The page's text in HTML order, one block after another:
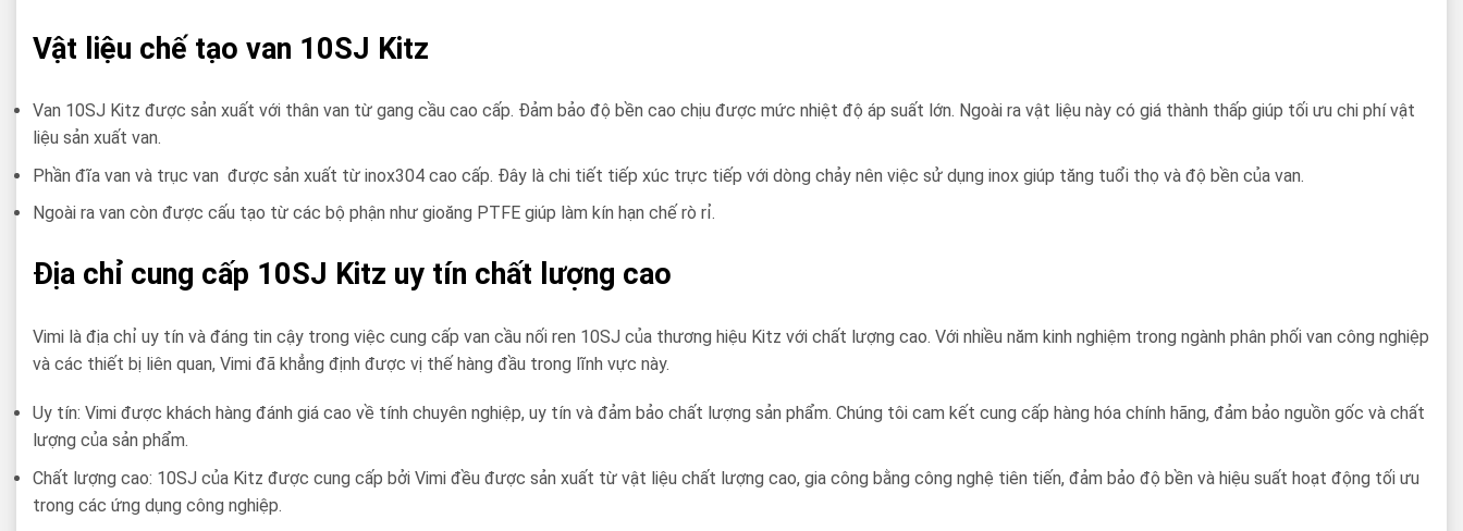
Vật liệu chế tạo van 10SJ Kitz
Van 10SJ Kitz được sản xuất với thân van từ gang cầu cao cấp. Đảm bảo độ bền cao chịu được mức nhiệt độ áp suất lớn. Ngoài ra vật liệu này có giá thành thấp giúp tối ưu chi phí vật
liệu sản xuất van.
Phần đĩa van và trục van được sản xuất từ inox304 cao cấp. Đây là chi tiết tiếp xúc trực tiếp với dòng chảy nên việc sử dụng inox giúp tăng tuổi thọ và độ bền của van.
Ngoài ra van còn được cấu tạo từ các bộ phận như gioăng PTFE giúp làm kín hạn chế rò rỉ.
Địa chỉ cung cấp 10SJ Kitz uy tín chất lượng cao
Vimi là địa chỉ uy tín và đáng tin cậy trong việc cung cấp van cầu nối ren 10SJ của thương hiệu Kitz với chất lượng cao. Với nhiều năm kinh nghiệm trong ngành phân phối van công nghiệp
và các thiết bị liên quan, Vimi đã khẳng định được vị thế hàng đầu trong lĩnh vực này.
Uy tín: Vimi được khách hàng đánh giá cao về tính chuyên nghiệp, uy tín và đảm bảo chất lượng sản phẩm. Chúng tôi cam kết cung cấp hàng hóa chính hãng, đảm bảo nguồn gốc và chất
lượng của sản phẩm.
Chất lượng cao: 10SJ của Kitz được cung cấp bởi Vimi đều được sản xuất từ vật liệu chất lượng cao, gia công bằng công nghệ tiên tiến, đảm bảo độ bền và hiệu suất hoạt động tối ưu
trong các ứng dụng công nghiệp.